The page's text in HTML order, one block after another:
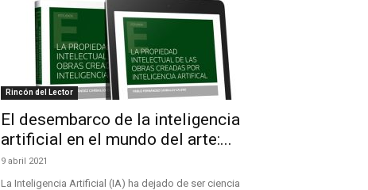
Rincón del Lector
El desembarco de la inteligencia
artificial en el mundo del arte:...
9 abril 2021
La Inteligencia Artificial (IA) ha dejado de ser ciencia